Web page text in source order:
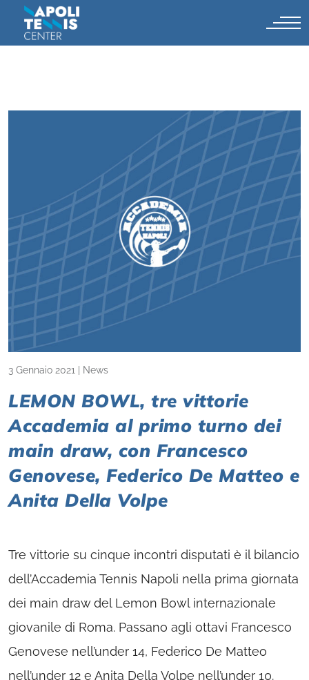
3 Gennaio 2021 News
LEMON BOWL, tre vittorie
Accademia al primo turno dei
main draw, con Francesco
Genovese, Federico De Matteo e
Anita Della Volpe
Tre vittorie su cinque incontri disputati è il bilancio
dell’Accademia Tennis Napoli nella prima giornata
dei main draw del Lemon Bowl internazionale
giovanile di Roma. Passano agli ottavi Francesco
Genovese nell’under 14, Federico De Matteo
nell’under 12 e Anita Della Volpe nell’under 10.